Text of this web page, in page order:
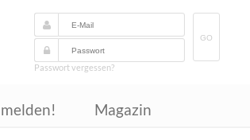
GO
Passwort vergessen?
Magazin